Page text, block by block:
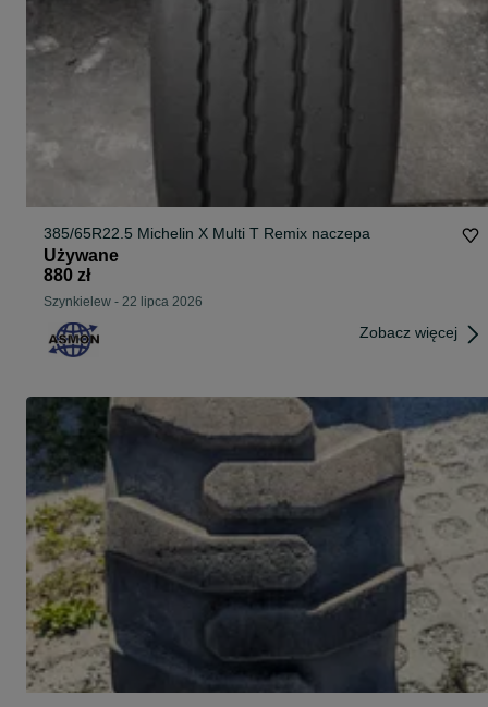
385/65R22.5 Michelin X Multi T Remix naczepa
Używane
880 zł
Szynkielew - 22 lipca 2026
Zobacz więcej